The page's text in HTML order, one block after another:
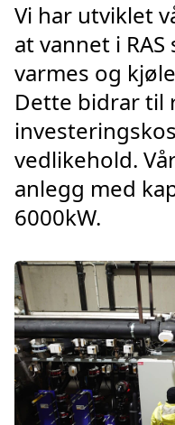
Vi har utviklet
at vannet i
varmes og
Dette bidrar til
vedlikehold.
anlegg med
6000kW.